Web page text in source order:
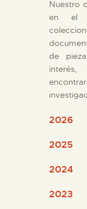
█
EL
Nuestro
en el
de
2026
2025
2024
2023